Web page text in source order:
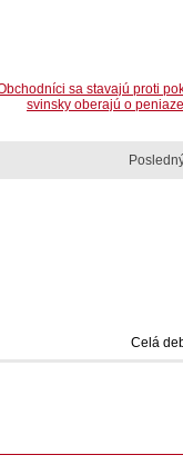
sa stavajú proti
svinsky oberajú o
Celá